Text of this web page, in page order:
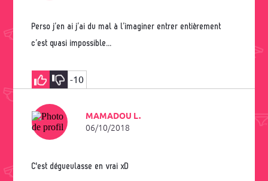
Perso j’en ai j’ai du mal à l’imaginer entrer entièrement
c’est quasi impossible...
-10
MAMADOU L.
06/10/2018
C'est dégueulasse en vrai xD